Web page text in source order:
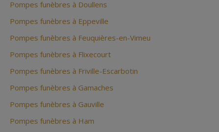
Pompes funèbres à Doullens
Pompes funèbres à Eppeville
Pompes funèbres à Feuquières-en-Vimeu
Pompes funèbres à Flixecourt
Pompes funèbres à Friville-Escarbotin
Pompes funèbres à Gamaches
Pompes funèbres à Gauville
Pompes funèbres à Ham